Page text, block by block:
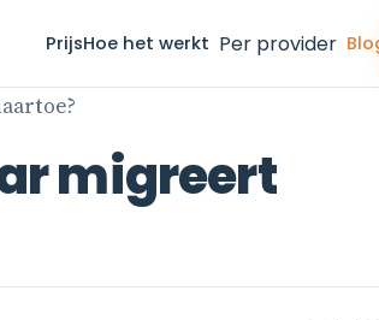
PrijsHoe het werkt Per provider
migreert